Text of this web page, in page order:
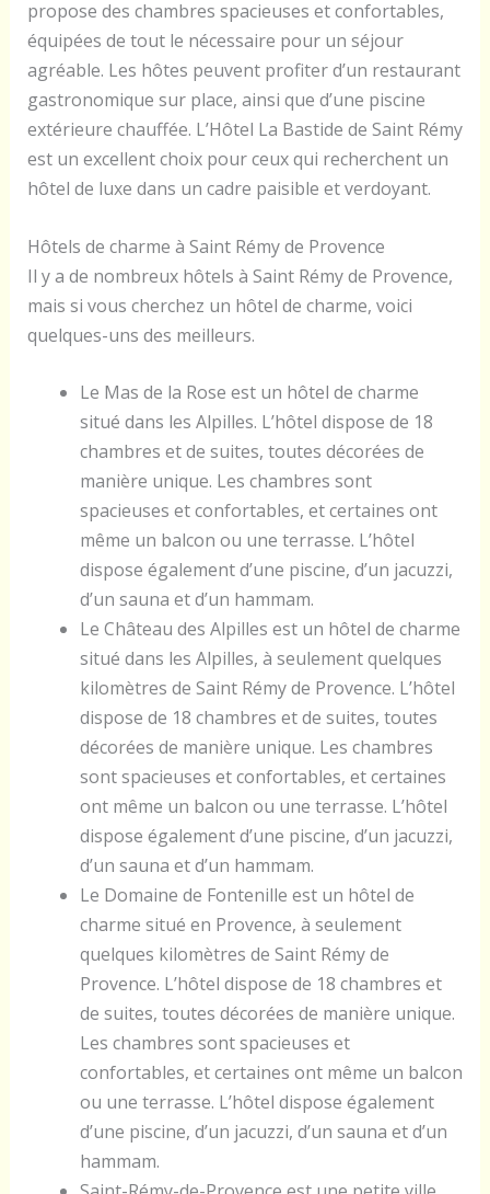
propose des chambres spacieuses et confortables,
équipées de tout le nécessaire pour un séjour
agréable. Les hôtes peuvent profiter d’un restaurant
gastronomique sur place, ainsi que d’une piscine
extérieure chauffée. L’Hôtel La Bastide de Saint Rémy
est un excellent choix pour ceux qui recherchent un
hôtel de luxe dans un cadre paisible et verdoyant.
Hôtels de charme à Saint Rémy de Provence
Il y a de nombreux hôtels à Saint Rémy de Provence,
mais si vous cherchez un hôtel de charme, voici
quelques-uns des meilleurs.
Le Mas de la Rose est un hôtel de charme
situé dans les Alpilles. L’hôtel dispose de 18
chambres et de suites, toutes décorées de
manière unique. Les chambres sont
spacieuses et confortables, et certaines ont
même un balcon ou une terrasse. L’hôtel
dispose également d’une piscine, d’un jacuzzi,
d’un sauna et d’un hammam.
Le Château des Alpilles est un hôtel de charme
situé dans les Alpilles, à seulement quelques
kilomètres de Saint Rémy de Provence. L’hôtel
dispose de 18 chambres et de suites, toutes
décorées de manière unique. Les chambres
sont spacieuses et confortables, et certaines
ont même un balcon ou une terrasse. L’hôtel
dispose également d’une piscine, d’un jacuzzi,
d’un sauna et d’un hammam.
Le Domaine de Fontenille est un hôtel de
charme situé en Provence, à seulement
quelques kilomètres de Saint Rémy de
Provence. L’hôtel dispose de 18 chambres et
de suites, toutes décorées de manière unique.
Les chambres sont spacieuses et
confortables, et certaines ont même un balcon
ou une terrasse. L’hôtel dispose également
d’une piscine, d’un jacuzzi, d’un sauna et d’un
hammam.